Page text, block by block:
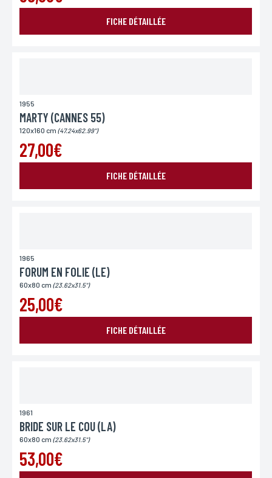
FICHE DÉTAILLÉE
1955
MARTY (CANNES 55)
120x160 cm (47.24x62.99")
27,00€
FICHE DÉTAILLÉE
1965
FORUM EN FOLIE (LE)
60x80 cm (23.62x31.5")
25,00€
FICHE DÉTAILLÉE
1961
BRIDE SUR LE COU (LA)
60x80 cm (23.62x31.5")
53,00€